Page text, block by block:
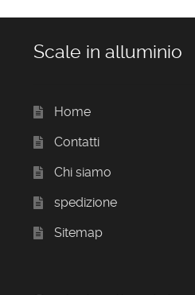
Scale in alluminio
Home
Contatti
Chi siamo
spedizione
Sitemap